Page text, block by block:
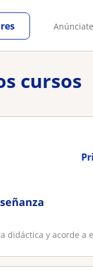
Anúnciate
cursos
didáctica y acorde a